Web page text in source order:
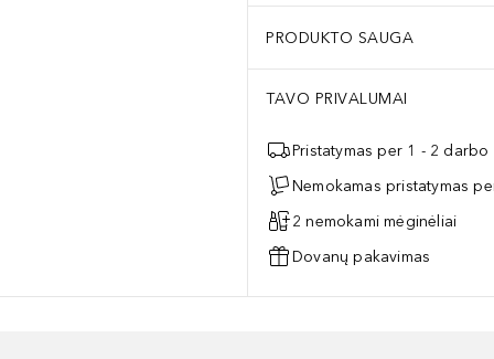
PRODUKTO SAUGA
TAVO PRIVALUMAI
Pristatymas per 1 - 2 darbo
Nemokamas pristatymas
2 nemokami mėginėliai
Dovanų pakavimas